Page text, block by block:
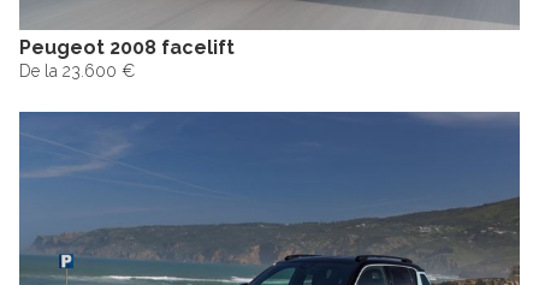
Peugeot 2008 facelift
De la 23.600 €